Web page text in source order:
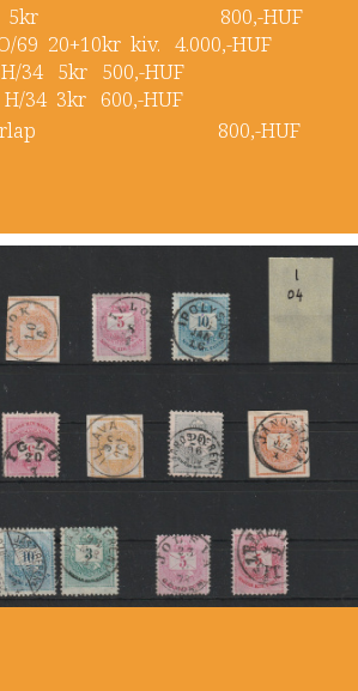
SK/7 5kr 800,-HUF
69 20+10kr kiv. 4.000,-HUF
H/34 5kr 500,-HUF
H/34 3kr 600,-HUF
12 hírlap 800,-HUF